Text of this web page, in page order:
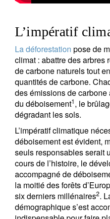
L’impératif
La déforestation pose de
climat : abattre des arbres
de carbone naturels tout
quantités de carbone.
des émissions de
du déboisement1, le
dégradant les sols.
L’impératif climatique
déboisement est évident,
seuls responsables serait
cours de l’histoire, le
accompagné de
la moitié des forêts
six derniers millénaires2.
démographique s’est